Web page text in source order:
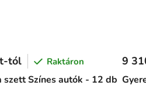
szett Színes autók - 12 db
tól Raktáron 9